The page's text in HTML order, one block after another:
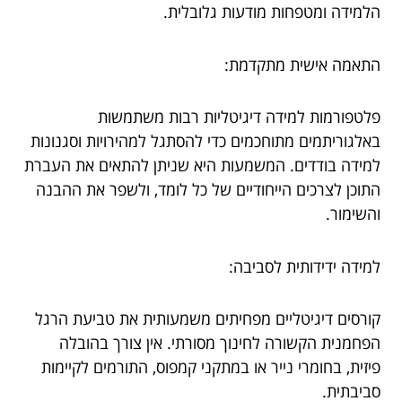
הלמידה ומטפחות מודעות גלובלית.
התאמה אישית מתקדמת:
פלטפורמות למידה דיגיטליות רבות משתמשות
באלגוריתמים מתוחכמים כדי להסתגל למהירויות וסגנונות
למידה בודדים. המשמעות היא שניתן להתאים את העברת
התוכן לצרכים הייחודיים של כל לומד, ולשפר את ההבנה
והשימור.
למידה ידידותית לסביבה:
קורסים דיגיטליים מפחיתים משמעותית את טביעת הרגל
הפחמנית הקשורה לחינוך מסורתי. אין צורך בהובלה
פיזית, בחומרי נייר או במתקני קמפוס, התורמים לקיימות
סביבתית.